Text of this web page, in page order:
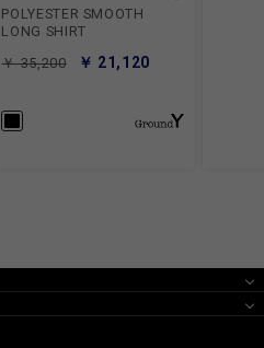
POLYESTER SMOOTH
LONG SHIRT
￥ 35,200
￥ 21,120